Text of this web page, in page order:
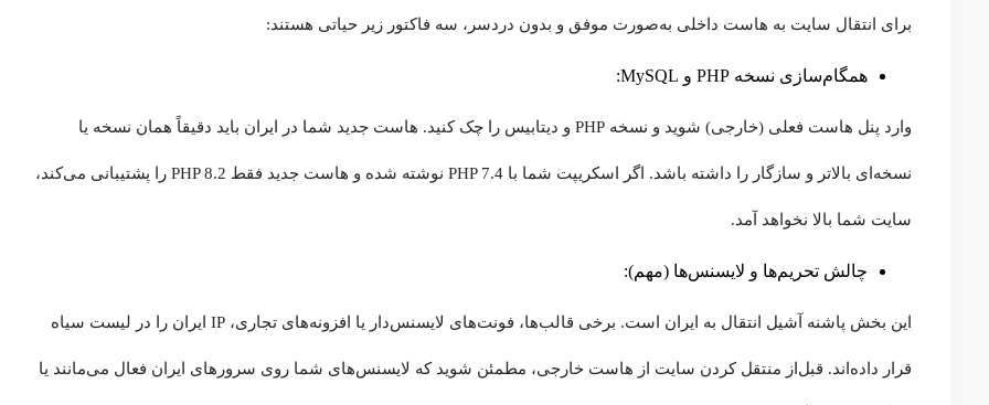
برای انتقال سایت به هاست داخلی به‌صورت موفق و بدون دردسر، سه فاکتور زیر حیاتی هستند:
همگام‌سازی نسخه PHP و MySQL:
وارد پنل هاست فعلی (خارجی) شوید و نسخه PHP و دیتابیس را چک کنید. هاست جدید شما در ایران باید دقیقاً همان نسخه یا
نسخه‌ای بالاتر و سازگار را داشته باشد. اگر اسکریپت شما با PHP 7.4 نوشته شده و هاست جدید فقط PHP 8.2 را پشتیبانی می‌کند،
سایت شما بالا نخواهد آمد.
چالش تحریم‌ها و لایسنس‌ها (مهم):
این بخش پاشنه آشیل انتقال به ایران است. برخی قالب‌ها، فونت‌های لایسنس‌دار یا افزونه‌های تجاری، IP ایران را در لیست سیاه
قرار داده‌اند. قبل‌از منتقل کردن سایت از هاست خارجی، مطمئن شوید که لایسنس‌های شما روی سرورهای ایران فعال می‌مانند یا